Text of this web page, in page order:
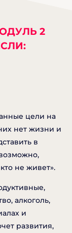
2
цели на
нет жизни и
в
не живет».
алкоголь,
и
развития,